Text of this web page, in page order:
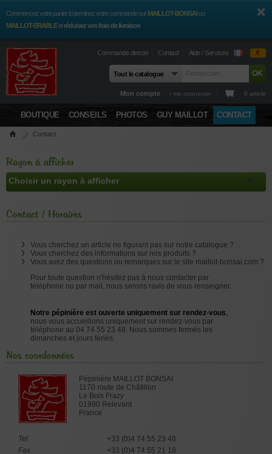
Commencez votre panier ici terminez votre commande surMAILLOT-BONSAIou
MAILLOT-ERABLEetréduisez vos frais de livraison
Commande directe Contact Aide / Services €
Mon compte › me connecter 0 article
BOUTIQUE CONSEILS PHOTOS GUY MAILLOT CONTACT
Contact
Rayon à afficher
Contact / Horaires
Vous cherchez un article ne figurant pas sur notre catalogue ?
Vous cherchez des informations sur nos produits ?
Vous avez des questions ou remarques sur le site maillot-bonsai.com ?
Pour toute question n'hésitez pas à nous contacter par
téléphone ou par mail, nous serons ravis de vous renseigner.
Notre pépinière est ouverte uniquement sur rendez-vous,
nous vous accueillons uniquement sur rendez-vous par
téléphone au 04 74 55 23 48. Nous sommes fermés les
dimanches et jours fériés.
Nos coordonnées
Pépinière MAILLOT BONSAI
1170 route de Châtillon
Le Bois Frazy
01990 Relevant
France
Tel
+33 (0)4 74 55 23 48
Fax
+33 (0)4 74 55 21 18